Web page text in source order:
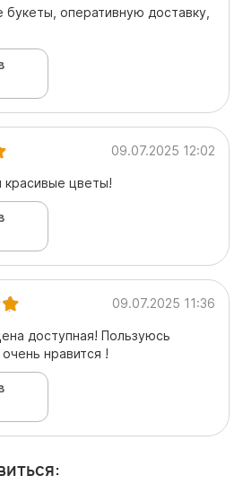
букеты, оперативную доставку,
09.07.2025 12:02
красивые цветы!
09.07.2025 11:36
доступная! Пользуюсь
нравится !